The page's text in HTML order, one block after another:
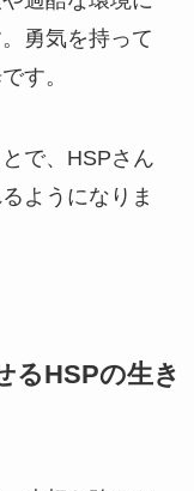
勇気を持って
す。
で、HSPさん
ようになりま
るHSPの生き